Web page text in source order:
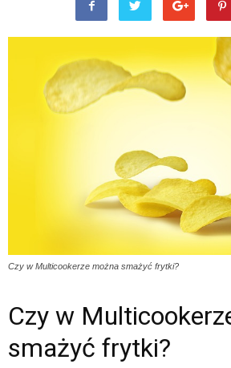
Czy w Multicookerze można smażyć frytki?
Czy w
smażyć frytki?